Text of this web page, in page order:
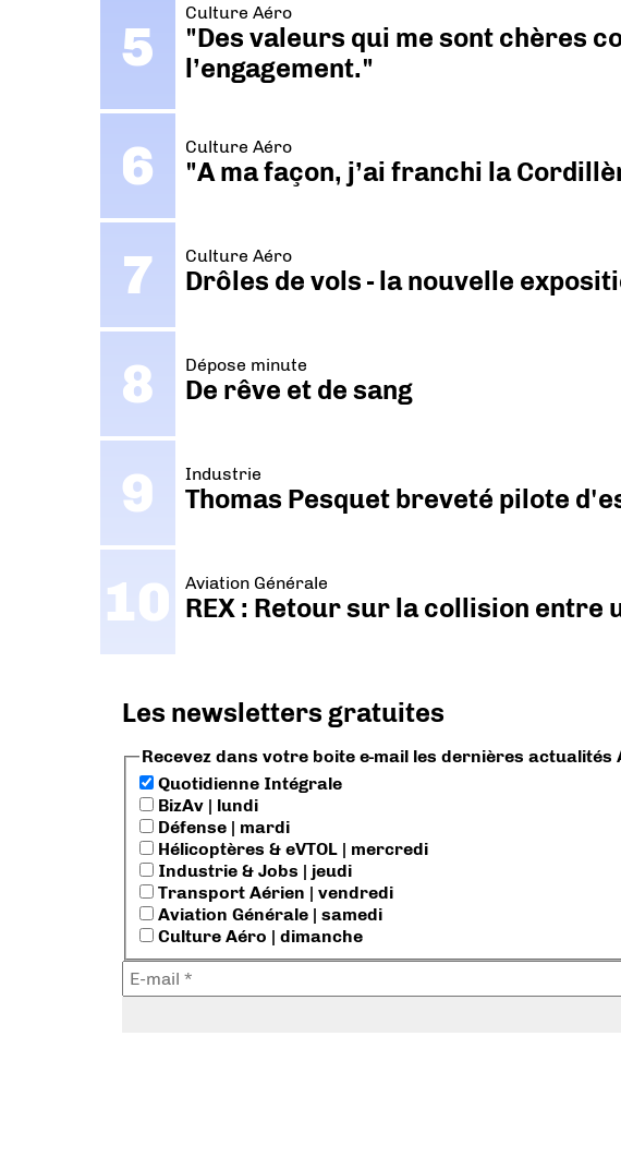
Culture Aéro
"Des valeurs qui me sont chères
l’engagement."
Culture Aéro
"A ma façon, j’ai franchi la
Culture Aéro
Drôles de vols - la nouvelle
Dépose minute
De rêve et de sang
Industrie
Thomas Pesquet breveté pilote
Aviation Générale
REX : Retour sur la collision entre
Les newsletters gratuites
Recevez dans votre boite e-mail les dernières
Quotidienne Intégrale
BizAv | lundi
Défense | mardi
Hélicoptères & eVTOL | mercredi
Industrie & Jobs | jeudi
Transport Aérien | vendredi
Aviation Générale | samedi
Culture Aéro | dimanche